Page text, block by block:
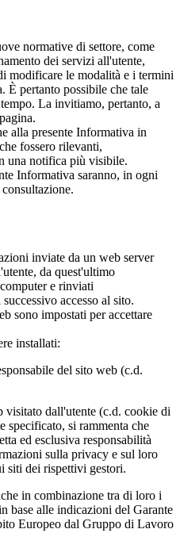
normative di settore, come
dei servizi all'utente,
modificare le modalità e i termini
È pertanto possibile che tale
La invitiamo, pertanto, a
alla presente Informativa in
fossero rilevanti,
una notifica più visibile.
Informativa saranno, in ogni
inviate da un web server
da quest'ultimo
e rinviati
accesso al sito.
sono impostati per accettare
installati:
del sito web (c.d.
visitato dall'utente (c.d. cookie di
specificato, si rammenta che
ed esclusiva responsabilità
sulla privacy e sul loro
siti dei rispettivi gestori.
in combinazione tra di loro i
base alle indicazioni del Garante
Europeo dal Gruppo di Lavoro